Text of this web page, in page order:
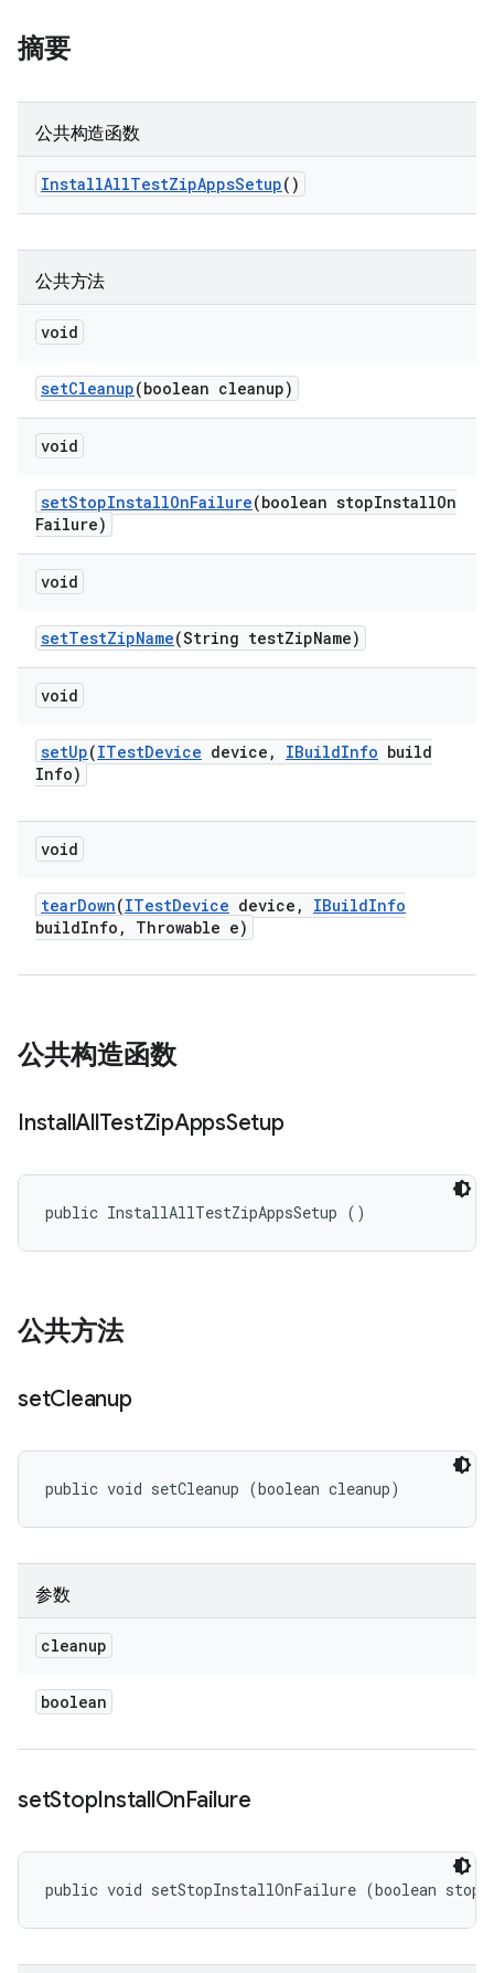
摘要
公共构造函数
InstallAllTestZipAppsSetup()
公共方法
void
setCleanup(boolean cleanup)
void
setStopInstallOnFailure(boolean stopInstallOn
Failure)
void
setTestZipName(String testZipName)
void
setUp(ITestDevice device , IBuildInfo build
Info)
void
tearDown(ITestDevice device , IBuildInfo
buildInfo , Throwable e)
公共构造函数
InstallAllTestZipAppsSetup
public InstallAllTestZipAppsSetup ()
公共方法
setCleanup
public void setCleanup (boolean cleanup)
参数
cleanup
boolean
setStopInstallOnFailure
public void setStopInstallOnFailure (boolean